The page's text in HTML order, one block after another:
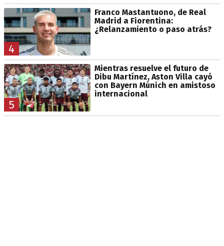
4
Franco Mastantuono, de Real
Madrid a Fiorentina:
¿Relanzamiento o paso atrás?
5
Mientras resuelve el futuro de
Dibu Martínez, Aston Villa cayó
con Bayern Múnich en amistoso
internacional